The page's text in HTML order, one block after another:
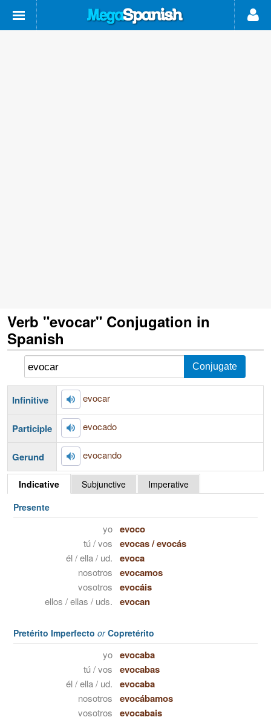
Verb "evocar" Conjugation in
Spanish
Infinitive evocar
Participle evocado
Gerund evocando
Indicative Subjunctive
Imperative
Presente
yo evoco
tú / vos evocas/evocás
él / ella / ud. evoca
nosotros evocamos
vosotros evocáis
ellos / ellas / uds. evocan
Pretérito Imperfecto orCopretérito
yo evocaba
tú / vos evocabas
él / ella / ud. evocaba
nosotros evocábamos
vosotros evocabais